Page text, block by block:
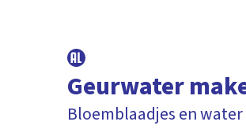
Geurwater
Bloemblaadjes en